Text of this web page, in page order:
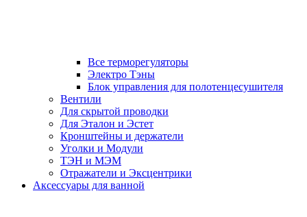
Все терморегуляторы
Электро Тэны
Блок управления для полотенцесушителя
Вентили
Для скрытой проводки
Для Эталон и Эстет
Кронштейны и держатели
Уголки и Модули
ТЭН и МЭМ
Отражатели и Эксцентрики
Аксессуары для ванной